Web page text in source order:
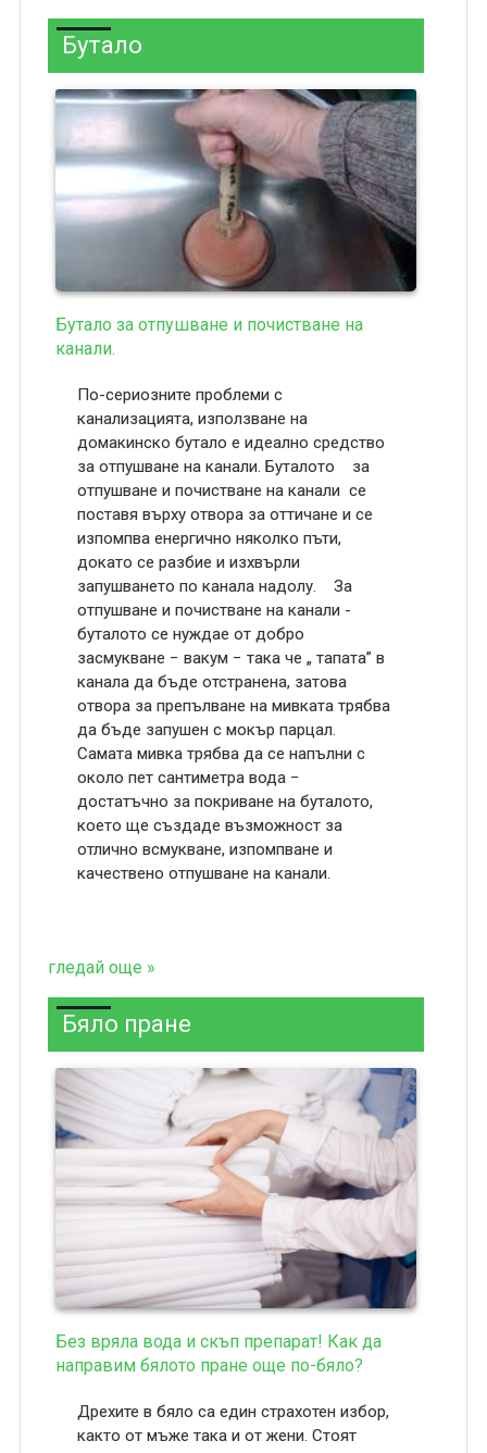
Бутало
Бутало за отпушване и почистване на
канали.
По-сериозните проблеми с
канализацията, използване на
домакинско бутало е идеално средство
за отпушване на канали. Буталото за
отпушване и почистване на канали се
поставя върху отвора за оттичане и се
изпомпва енергично няколко пъти,
докато се разбие и изхвърли
запушването по канала надолу. За
отпушване и почистване на канали -
буталото се нуждае от добро
засмукване − вакум − така че „ тапата” в
канала да бъде отстранена, затова
отвора за препълване на мивката трябва
да бъде запушен с мокър парцал.
Самата мивка трябва да се напълни с
около пет сантиметра вода −
достатъчно за покриване на буталото,
което ще създаде възможност за
отлично всмукване, изпомпване и
качествено отпушване на канали.
гледай още »
Бяло пране
Без вряла вода и скъп препарат! Как да
направим бялото пране още по-бяло?
Дрехите в бяло са един страхотен избор,
както от мъже така и от жени. Стоят